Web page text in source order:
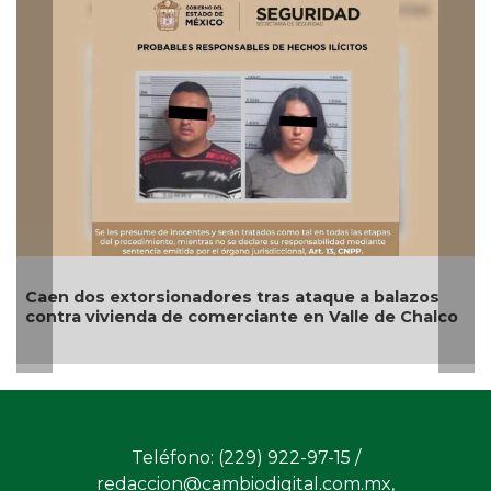
dos extorsionadores tras ataque a balazos
vivienda de comerciante en Valle de Chalco
Teléfono: (229) 922-97-15 /
redaccion@cambiodigital.com.mx,